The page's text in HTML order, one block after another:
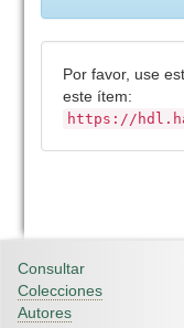
Por favor, use
este ítem:
https://
Consultar
Colecciones
Autores